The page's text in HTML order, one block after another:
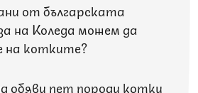
от българската
на Коледа можем да
на котките?
обяви пет породи котки